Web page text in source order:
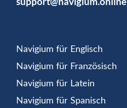
Navigium für Englisch
Navigium für Französisch
Navigium für Latein
Navigium für Spanisch